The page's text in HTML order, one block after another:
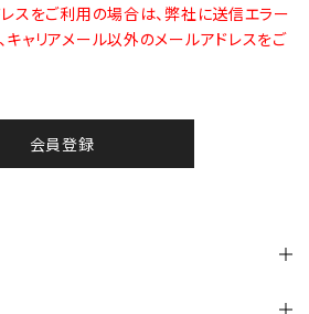
スをご利用の場合は、弊社に送信エラー
キャリアメール以外のメールアドレスをご
会員登録